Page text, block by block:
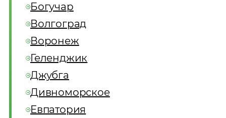
Богучар
Волгоград
Воронеж
Геленджик
Джубга
Дивноморское
Евпатория